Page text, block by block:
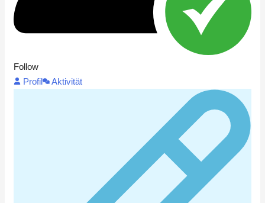
Follow
Profil
Aktivität